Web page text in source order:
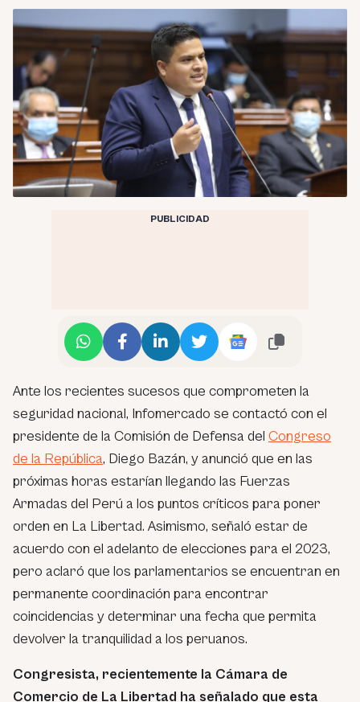
PUBLICIDAD
Ante los recientes sucesos que comprometen la
seguridad nacional, Infomercado se contactó con el
presidente de la Comisión de Defensa del Congreso
de la República, Diego Bazán, y anunció que en las
próximas horas estarían llegando las Fuerzas
Armadas del Perú a los puntos críticos para poner
orden en La Libertad. Asimismo, señaló estar de
acuerdo con el adelanto de elecciones para el 2023,
pero aclaró que los parlamentarios se encuentran en
permanente coordinación para encontrar
coincidencias y determinar una fecha que permita
devolver la tranquilidad a los peruanos.
Congresista, recientemente la Cámara de
Comercio de La Libertad ha señalado que esta